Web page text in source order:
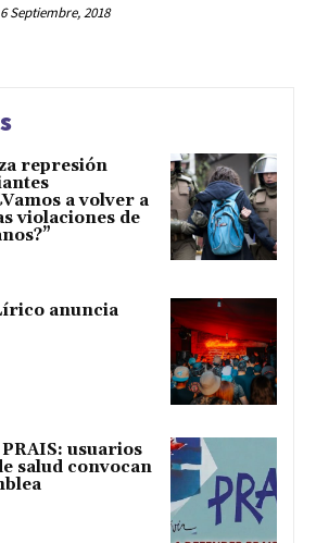
6 Septiembre, 2018
represión
a volver a
violaciones de
anuncia
usuarios
salud convocan